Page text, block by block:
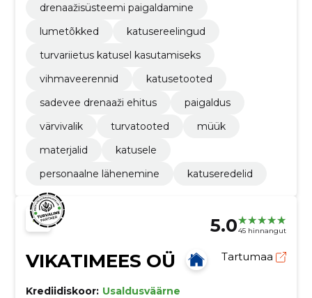
drenaažisüsteemi paigaldamine
lumetõkked
katusereelingud
turvariietus katusel kasutamiseks
vihmaveerennid
katusetooted
sadevee drenaaži ehitus
paigaldus
värvivalik
turvatooted
müük
materjalid
katusele
personaalne lähenemine
katuseredelid
5.045 hinnangut
VIKATIMEES OÜ Tartumaa
Krediidiskoor: Usaldusväärne